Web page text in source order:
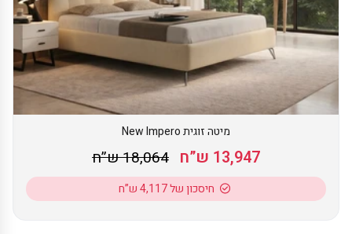
מיטה זוגית New Impero
13,947 ש”ח 18,064 ש”ח
חיסכון של 4,117 ש”ח